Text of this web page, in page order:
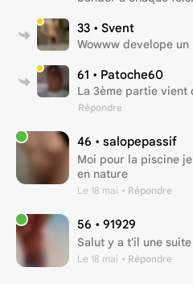
33 • Svent
Wowww develope un
61 • Patoche60
La 3ème partie vient
Répondre
46 • salopepassif
Moi pour la piscine
en nature
Le 18 mai • Répondre
56 • 91929
Salut y a t'il une suite
Le 18 mai • Répondre